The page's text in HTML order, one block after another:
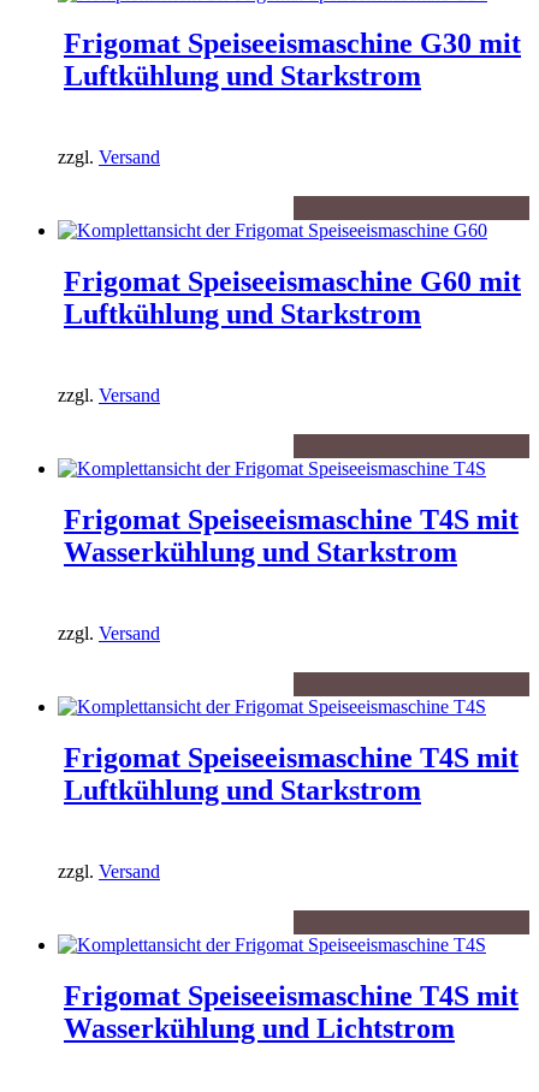
Frigomat Speiseeismaschine G30 mit
Luftkühlung und Starkstrom
zzgl. Versand
Frigomat Speiseeismaschine G60 mit
Luftkühlung und Starkstrom
zzgl. Versand
Frigomat Speiseeismaschine T4S mit
Wasserkühlung und Starkstrom
zzgl. Versand
Frigomat Speiseeismaschine T4S mit
Luftkühlung und Starkstrom
zzgl. Versand
Frigomat Speiseeismaschine T4S mit
Wasserkühlung und Lichtstrom